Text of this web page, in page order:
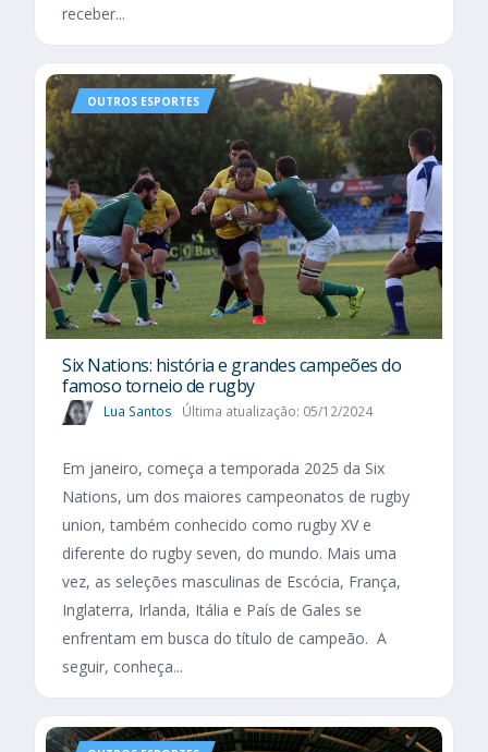
receber...
OUTROS ESPORTES
Six Nations​: história e grandes campeões do
famoso torneio de rugby
Lua Santos Última atualização: 05/12/2024
Em janeiro, começa a temporada 2025 da Six
Nations, um dos maiores campeonatos de rugby
union, também conhecido como rugby XV e
diferente do rugby seven, do mundo. Mais uma
vez, as seleções masculinas de Escócia, França,
Inglaterra, Irlanda, Itália e País de Gales se
enfrentam em busca do título de campeão. A
seguir, conheça...